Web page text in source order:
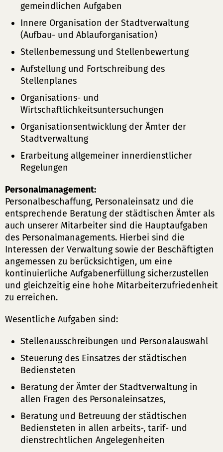
gemeindlichen Aufgaben
Innere Organisation der Stadtverwaltung
(Aufbau- und Ablauforganisation)
Stellenbemessung und Stellenbewertung
Aufstellung und Fortschreibung des
Stellenplanes
Organisations- und
Wirtschaftlichkeitsuntersuchungen
Organisationsentwicklung der Ämter der
Stadtverwaltung
Erarbeitung allgemeiner innerdienstlicher
Regelungen
Personalmanagement:
Personalbeschaffung, Personaleinsatz und die
entsprechende Beratung der städtischen Ämter als
auch unserer Mitarbeiter sind die Hauptaufgaben
des Personalmanagements. Hierbei sind die
Interessen der Verwaltung sowie der Beschäftigten
angemessen zu berücksichtigen, um eine
kontinuierliche Aufgabenerfüllung sicherzustellen
und gleichzeitig eine hohe Mitarbeiterzufriedenheit
zu erreichen.
Wesentliche Aufgaben sind:
Stellenausschreibungen und Personalauswahl
Steuerung des Einsatzes der städtischen
Bediensteten
Beratung der Ämter der Stadtverwaltung in
allen Fragen des Personaleinsatzes,
Beratung und Betreuung der städtischen
Bediensteten in allen arbeits-, tarif- und
dienstrechtlichen Angelegenheiten